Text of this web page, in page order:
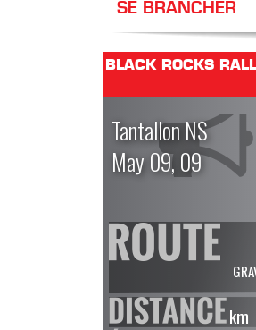
SE BRANCHER
BLACK ROCKS
Tantallon NS
May 09, 09
km